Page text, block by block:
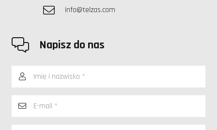
info@telzas.com
Napisz do nas